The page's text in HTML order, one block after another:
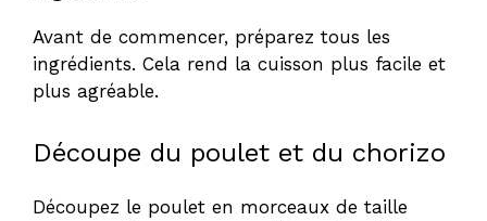
Avant de commencer, préparez tous les
ingrédients. Cela rend la cuisson plus facile et
plus agréable.
Découpe du poulet et du chorizo
Découpez le poulet en morceaux de taille